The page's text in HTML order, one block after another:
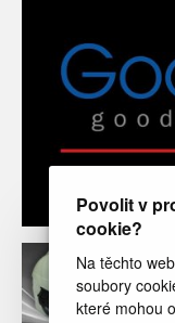
Povolit v
cookie?
Na těchto
soubory
které mohou